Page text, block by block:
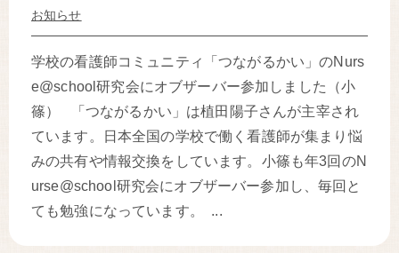
お知らせ
学校の看護師コミュニティ「つながるかい」のNurs
e@school研究会にオブザーバー参加しました（小
篠） 「つながるかい」は植田陽子さんが主宰され
ています。日本全国の学校で働く看護師が集まり悩
みの共有や情報交換をしています。小篠も年3回のN
urse@school研究会にオブザーバー参加し、毎回と
ても勉強になっています。 ...